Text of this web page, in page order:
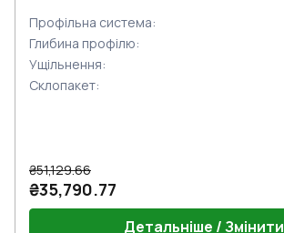
Профільна система:
Глибина профілю:
Ущільнення:
Склопакет:
₴51,129.66
₴35,790.77
Детальніше / Змінити